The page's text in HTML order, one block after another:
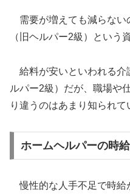
需要が増えても減らない
（旧ヘルパー2級）という
給料が安いといわれる介
ルパー2級）だが、職場や
り違うのはあまり知られて
ホームヘルパーの時
慢性的な人手不足で時給